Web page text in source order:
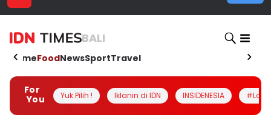
BALI
HomeFoodNewsSportTravel
For
You
Yuk Pilih ! Iklanin di IDN INSIDENESIA